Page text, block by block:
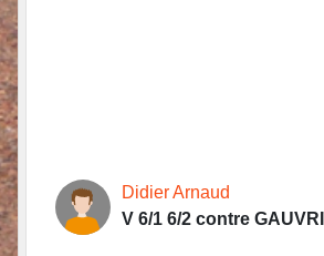
Didier Arnaud
V 6/1 6/2 contre